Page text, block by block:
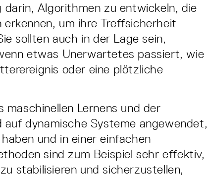
Algorithmen zu entwickeln, die
um ihre Treffsicherheit
sollten auch in der Lage sein,
etwas Unerwartetes passiert, wie
oder eine plötzliche
Lernens und der
dynamische Systeme angewendet,
und in einer einfachen
sind zum Beispiel sehr effektiv,
stabilisieren und sicherzustellen,